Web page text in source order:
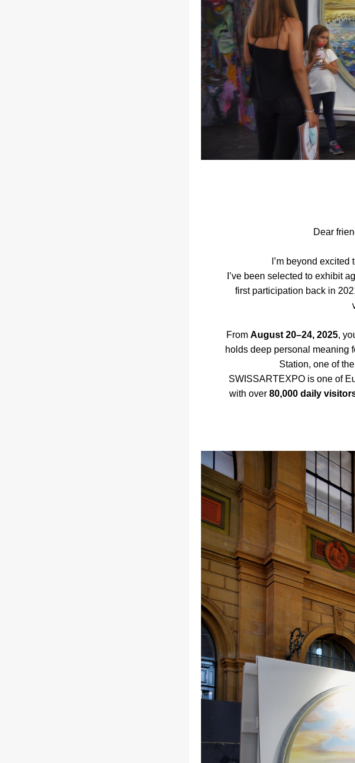
Dear
I’m beyond
I’ve been selected to exhibit
first participation back in
From August 20–24, 2025,
holds deep personal meaning
Station, one of
SWISSARTEXPO is one of
with over 80,000 daily